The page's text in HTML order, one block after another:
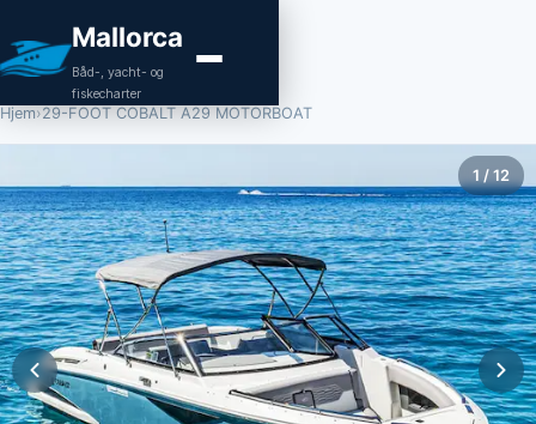
Mallorca
Båd-, yacht- og
fiskecharter
Hjem›29-FOOT COBALT A29 MOTORBOAT
1 /12